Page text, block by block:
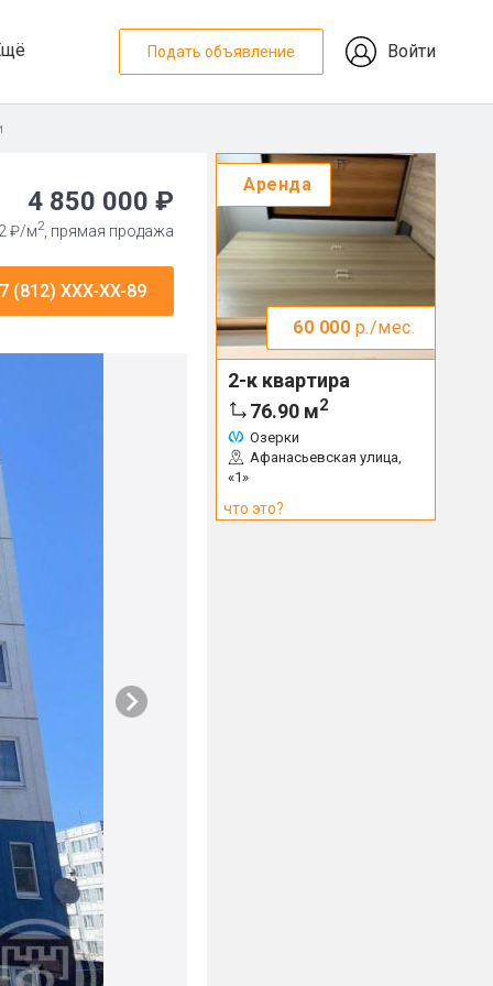
Подать объявление Войти
4 850 000 ₽
₽/м2, прямая продажа
(812) XXX-XX-89
Аренда
60 000 р./мес.
2-к квартира
76.90 м2
Озерки
Афанасьевская улица,
«1»
что это?